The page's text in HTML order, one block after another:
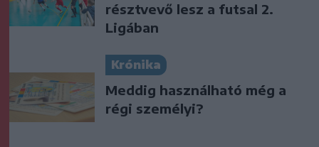
résztvevő lesz a futsal 2.
Ligában
Krónika
Meddig használható még a
régi személyi?